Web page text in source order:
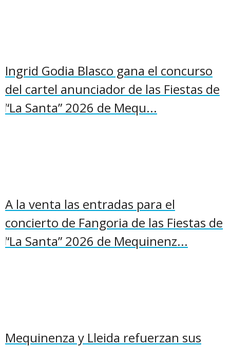
Ingrid Godia Blasco gana el concurso
del cartel anunciador de las Fiestas de
“La Santa” 2026 de Mequ...
A la venta las entradas para el
concierto de Fangoria de las Fiestas de
“La Santa” 2026 de Mequinenz...
Mequinenza y Lleida refuerzan sus